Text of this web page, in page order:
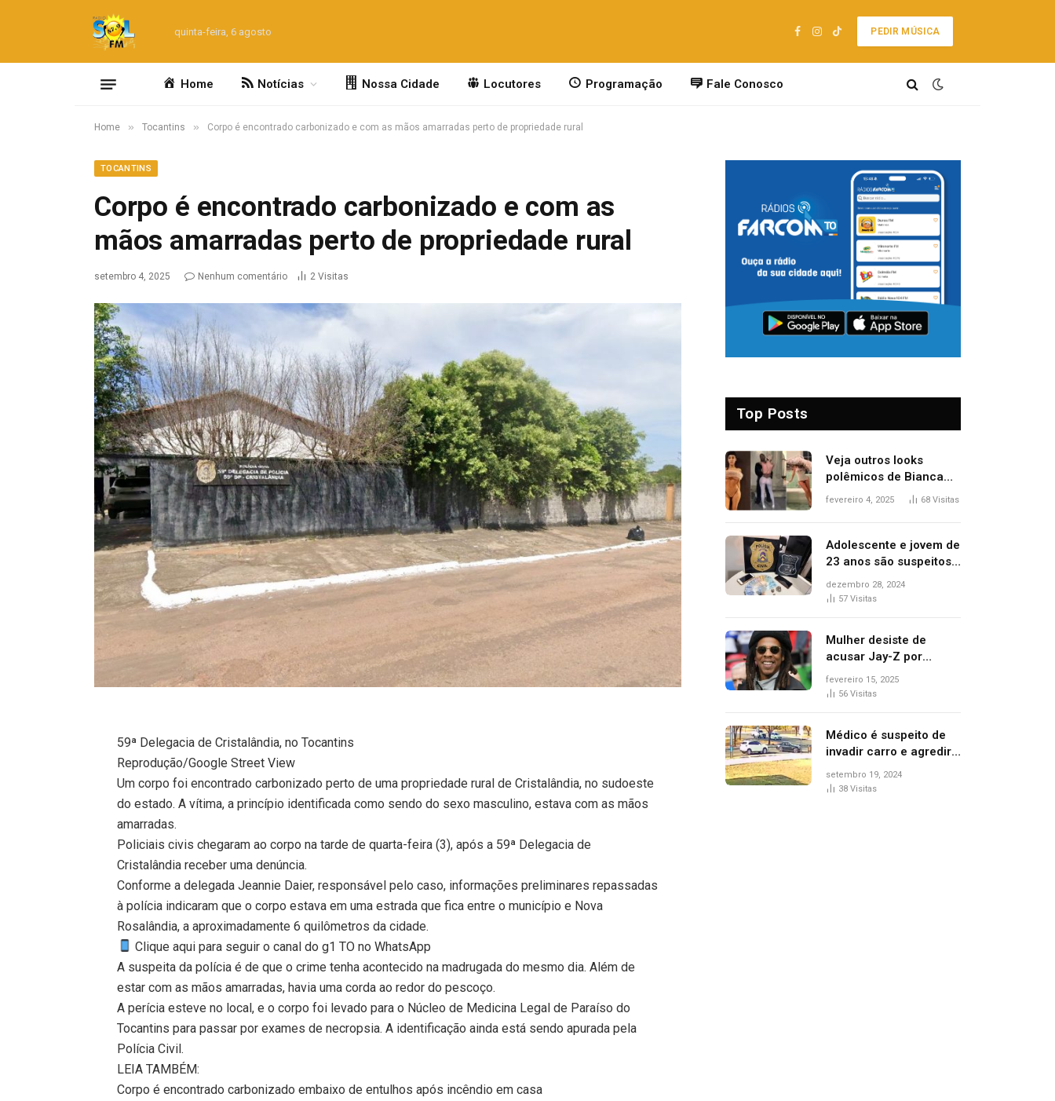
quinta-feira, 6 agosto
Facebook
Instagram
TikTok
PEDIR MÚSICA
Home Notícias Nossa Cidade Locutores Programação Fale Conosco
Home » Tocantins » Corpo é encontrado carbonizado e com as mãos amarradas perto de propriedade rural
TOCANTINS
Corpo é encontrado carbonizado e com as
mãos amarradas perto de propriedade rural
setembro 4, 2025 Nenhum comentário 2 Visitas
59ª Delegacia de Cristalândia, no Tocantins
Reprodução/Google Street View
Um corpo foi encontrado carbonizado perto de uma propriedade rural de Cristalândia, no sudoeste
do estado. A vítima, a princípio identificada como sendo do sexo masculino, estava com as mãos
amarradas.
Policiais civis chegaram ao corpo na tarde de quarta-feira (3), após a 59ª Delegacia de
Cristalândia receber uma denúncia.
Conforme a delegada Jeannie Daier, responsável pelo caso, informações preliminares repassadas
à polícia indicaram que o corpo estava em uma estrada que fica entre o município e Nova
Rosalândia, a aproximadamente 6 quilômetros da cidade.
Clique aqui para seguir o canal do g1 TO no WhatsApp
A suspeita da polícia é de que o crime tenha acontecido na madrugada do mesmo dia. Além de
estar com as mãos amarradas, havia uma corda ao redor do pescoço.
A perícia esteve no local, e o corpo foi levado para o Núcleo de Medicina Legal de Paraíso do
Tocantins para passar por exames de necropsia. A identificação ainda está sendo apurada pela
Polícia Civil.
LEIA TAMBÉM:
Corpo é encontrado carbonizado embaixo de entulhos após incêndio em casa
Top Posts
Veja outros looks
polêmicos de Bianca
Censori, esposa de
Grammy 2025
fevereiro 4, 2025 68 Visitas
Adolescente e jovem de
23 anos são suspeitos
de vender drogas
próximo de delegacia e
dezembro 28, 2024
57 Visitas
Mulher desiste de
acusar Jay-Z por
estupro, diz revista
fevereiro 15, 2025
56 Visitas
Médico é suspeito de
invadir carro e agredir
delegado aposentado
durante confusão no
setembro 19, 2024
38 Visitas